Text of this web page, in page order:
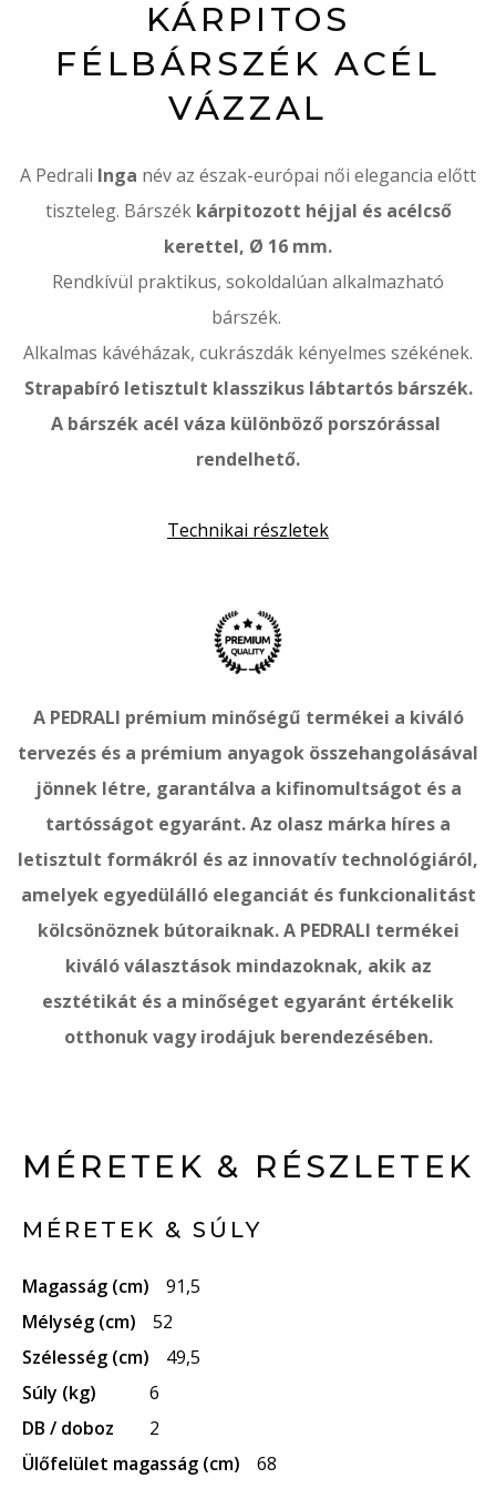
KÁRPITOS
FÉLBÁRSZÉK ACÉL
VÁZZAL
A Pedrali Inga név az észak-európai női elegancia előtt
tiszteleg. Bárszék kárpitozott héjjal és acélcső
kerettel, Ø 16 mm.
Rendkívül praktikus, sokoldalúan alkalmazható
bárszék.
Alkalmas kávéházak, cukrászdák kényelmes székének.
Strapabíró letisztult klasszikus lábtartós bárszék.
A bárszék acél váza különböző porszórással
rendelhető.
Technikai részletek
A PEDRALI prémium minőségű termékei a kiváló
tervezés és a prémium anyagok összehangolásával
jönnek létre, garantálva a kifinomultságot és a
tartósságot egyaránt. Az olasz márka híres a
letisztult formákról és az innovatív technológiáról,
amelyek egyedülálló eleganciát és funkcionalitást
kölcsönöznek bútoraiknak. A PEDRALI termékei
kiváló választások mindazoknak, akik az
esztétikát és a minőséget egyaránt értékelik
otthonuk vagy irodájuk berendezésében.
MÉRETEK & RÉSZLETEK
MÉRETEK & SÚLY
Magasság (cm)
91,5
Mélység (cm)
52
Szélesség (cm)
49,5
Súly (kg)
6
DB / doboz
2
Ülőfelület magasság (cm)
68